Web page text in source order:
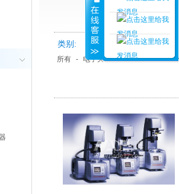
类别:
所有 - 电子天平 - 台秤 - 水份分